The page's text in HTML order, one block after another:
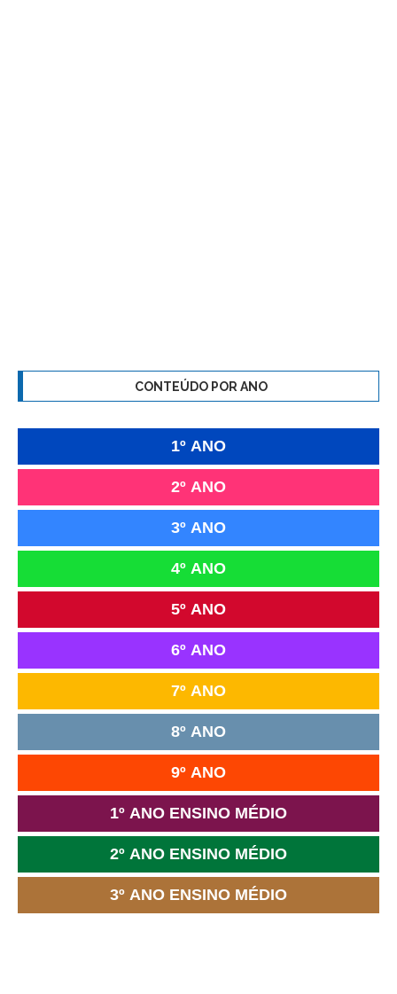
CONTEÚDO POR ANO
1º ANO
2º ANO
3º ANO
4º ANO
5º ANO
6º ANO
7º ANO
8º ANO
9º ANO
1º ANO ENSINO MÉDIO
2º ANO ENSINO MÉDIO
3º ANO ENSINO MÉDIO